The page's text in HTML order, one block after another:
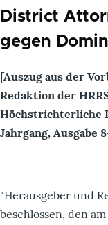
District
gegen
[Auszug aus der
Redaktion der
Höchstrichterliche
Jahrgang, Ausgabe
"Herausgeber und
beschlossen, den